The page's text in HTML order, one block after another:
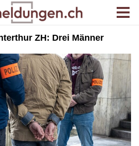
ZH: Drei Männer